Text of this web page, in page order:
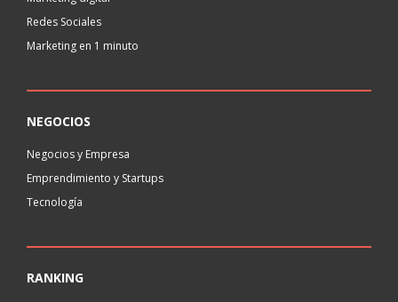
Redes Sociales
Marketing en 1 minuto
NEGOCIOS
Negocios y Empresa
Emprendimiento y Startups
Tecnología
RANKING